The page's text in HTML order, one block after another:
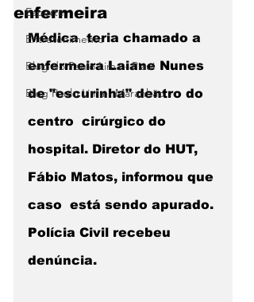
Esporte
Entretenimento
Blog do Paulo Lima - Piaui
Blog Paulo Lima - Maranhão
enfermeira
Médica  teria chamado a
enfermeira Laiane Nunes
de "escurinha" dentro do
centro  cirúrgico do
hospital. Diretor do HUT,
Fábio Matos, informou que
caso  está sendo apurado.
Polícia Civil recebeu
denúncia.